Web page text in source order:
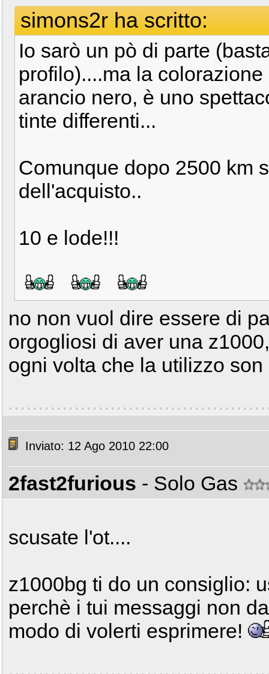
simons2r ha scritto:
Io sarò un pò di parte
profilo)....ma la
arancio nero, è uno
tinte differenti...
Comunque dopo 2500 km
dell'acquisto..
10 e lode!!!
no non vuol dire essere di
orgogliosi di aver una
ogni volta che la utilizzo
Inviato: 12 Ago 2010 22:00
2fast2furious - Solo Gas
scusate l'ot....
z1000bg ti do un consiglio:
perchè i tui messaggi non
modo di volerti esprimere!